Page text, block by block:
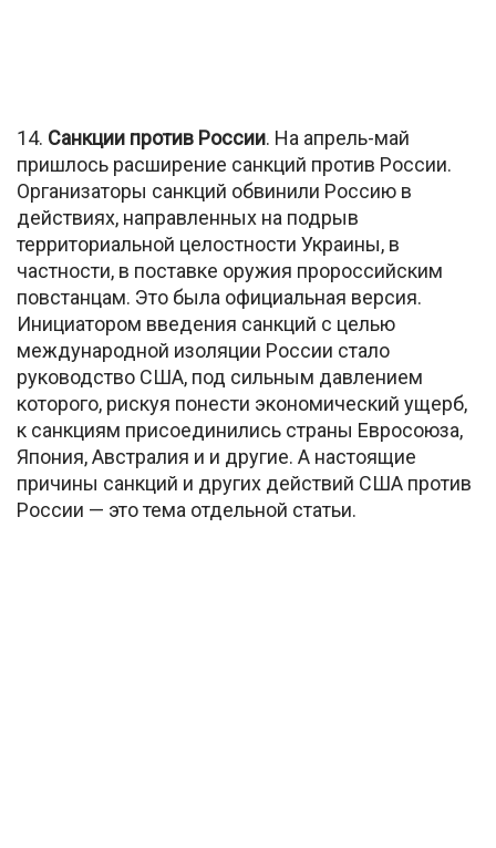
14. Санкции против России. На апрель-май
пришлось расширение санкций против России.
Организаторы санкций обвинили Россию в
действиях, направленных на подрыв
территориальной целостности Украины, в
частности, в поставке оружия пророссийским
повстанцам. Это была официальная версия.
Инициатором введения санкций с целью
международной изоляции России стало
руководство США, под сильным давлением
которого, рискуя понести экономический ущерб,
к санкциям присоединились страны Евросоюза,
Япония, Австралия и и другие. А настоящие
причины санкций и других действий США против
России — это тема отдельной статьи.